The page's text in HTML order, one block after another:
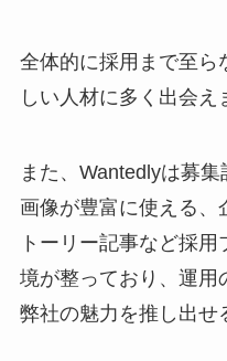
全体的に採用まで至ら
しい人材に多く出会え
また、Wantedlyは募集
画像が豊富に使える、
トーリー記事など採
境が整っており、運用
弊社の魅力を推し出せ